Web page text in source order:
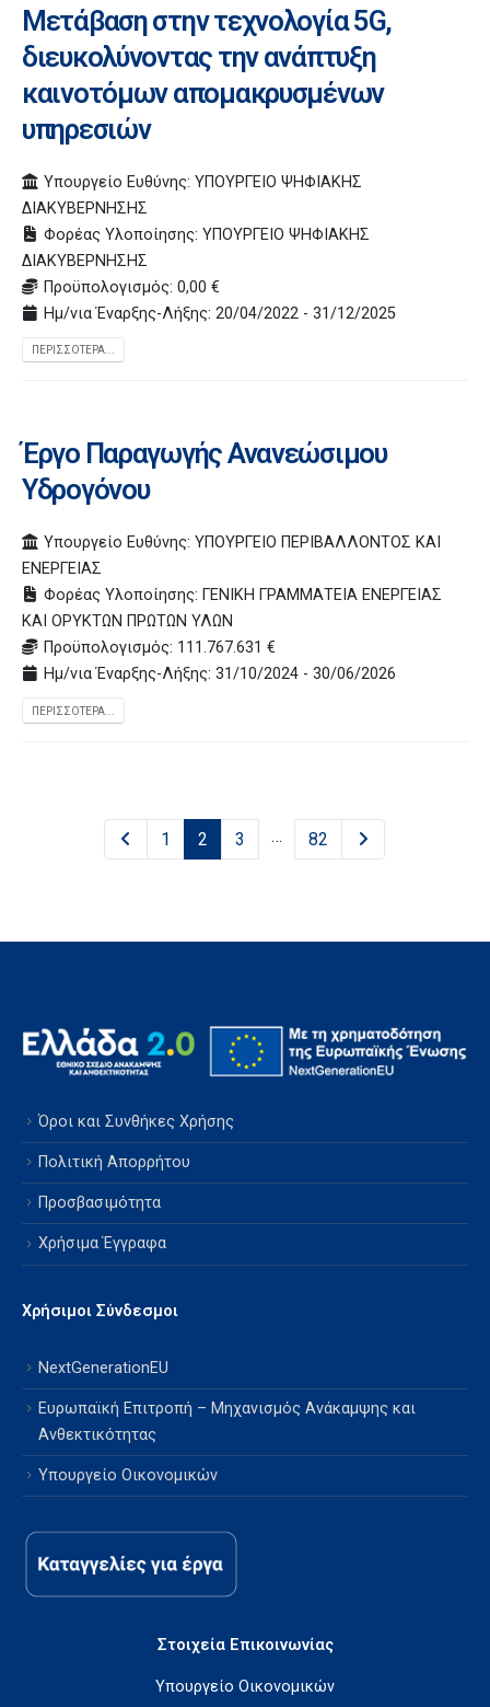
Μετάβαση στην τεχνολογία 5G,
διευκολύνοντας την ανάπτυξη
καινοτόμων απομακρυσμένων
υπηρεσιών
Υπουργείο Ευθύνης: ΥΠΟΥΡΓΕΙΟ ΨΗΦΙΑΚΗΣ
ΔΙΑΚΥΒΕΡΝΗΣΗΣ
Φορέας Υλοποίησης: ΥΠΟΥΡΓΕΙΟ ΨΗΦΙΑΚΗΣ
ΔΙΑΚΥΒΕΡΝΗΣΗΣ
Προϋπολογισμός: 0,00 €
Ημ/νια Έναρξης-Λήξης: 20/04/2022 - 31/12/2025
ΠΕΡΙΣΣΌΤΕΡΑ...
Έργο Παραγωγής Ανανεώσιμου
Υδρογόνου
Υπουργείο Ευθύνης: ΥΠΟΥΡΓΕΙΟ ΠΕΡΙΒΑΛΛΟΝΤΟΣ ΚΑΙ
ΕΝΕΡΓΕΙΑΣ
Φορέας Υλοποίησης: ΓΕΝΙΚΗ ΓΡΑΜΜΑΤΕΙΑ ΕΝΕΡΓΕΙΑΣ
ΚΑΙ ΟΡΥΚΤΩΝ ΠΡΩΤΩΝ ΥΛΩΝ
Προϋπολογισμός: 111.767.631 €
Ημ/νια Έναρξης-Λήξης: 31/10/2024 - 30/06/2026
ΠΕΡΙΣΣΌΤΕΡΑ...
1 2 3 … 82
Όροι και Συνθήκες Χρήσης
Πολιτική Απορρήτου
Προσβασιμότητα
Χρήσιμα Έγγραφα
Χρήσιμοι Σύνδεσμοι
NextGenerationEU
Ευρωπαϊκή Επιτροπή – Μηχανισμός Ανάκαμψης και
Ανθεκτικότητας
Υπουργείο Οικονομικών
Στοιχεία Επικοινωνίας
Υπουργείο Οικονομικών